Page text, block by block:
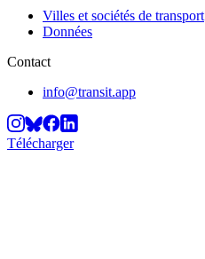
Villes et sociétés de transport
Données
Contact
info@transit.app
Télécharger